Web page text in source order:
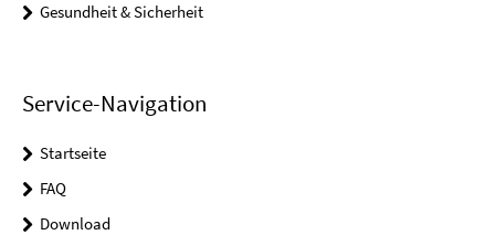
Gesundheit & Sicherheit
Service-Navigation
Startseite
FAQ
Download